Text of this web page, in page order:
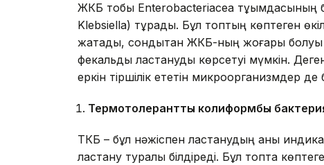
ЖКБ тобы Enterobacteriacea тұқымдасының
Klebsiella) тұрады. Бұл топтың көптеген
жатады, сондықтан ЖКБ-ның жоғары болуы
фекальды ластануды көрсетуі мүмкін.
еркін тіршілік ететін микроорганизмдер
Термотолерантты колиформбы бактери
ТКБ – бұл нәжіспен ластанудың анық
ластану туралы білдіреді. Бұл топта